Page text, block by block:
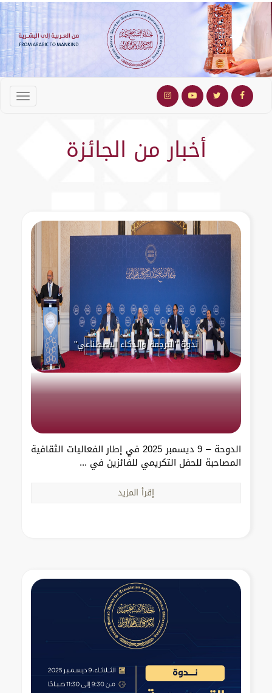
أخبار من الجائزة
ندوة "الترجمة والذكاء الاصطناعي"
الدوحة – 9 ديسمبر 2025 في إطار الفعاليات الثقافية
المصاحبة للحفل التكريمي للفائزين في ...
إقرأ المزيد